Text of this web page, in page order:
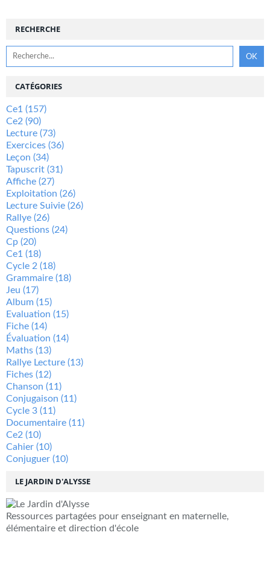
RECHERCHE
LE JARDIN D'ALYSSE
Ressources partagées pour enseignant en maternelle,
élémentaire et direction d'école
CATÉGORIES
Ce1 (157)
Ce2 (90)
Lecture (73)
Exercices (36)
Leçon (34)
Tapuscrit (31)
Affiche (27)
Exploitation (26)
Lecture Suivie (26)
Rallye (26)
Questions (24)
Cp (20)
Ce1 (18)
Cycle 2 (18)
Grammaire (18)
Jeu (17)
Album (15)
Evaluation (15)
Fiche (14)
Évaluation (14)
Maths (13)
Rallye Lecture (13)
Fiches (12)
Chanson (11)
Conjugaison (11)
Cycle 3 (11)
Documentaire (11)
Ce2 (10)
Cahier (10)
Conjuguer (10)